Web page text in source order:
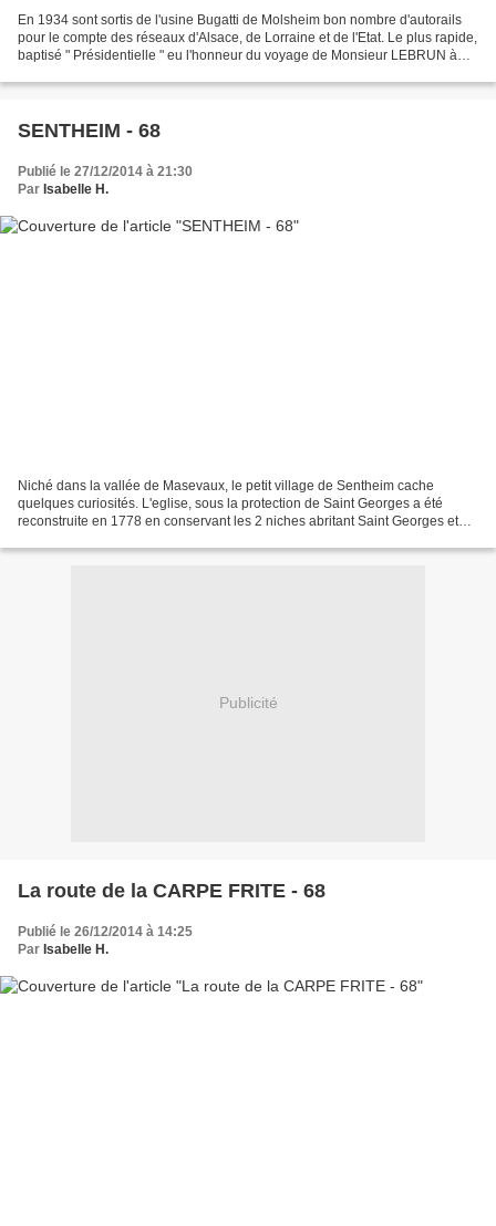
En 1934 sont sortis de l'usine Bugatti de Molsheim bon nombre d'autorails
pour le compte des réseaux d'Alsace, de Lorraine et de l'Etat. Le plus rapide,
baptisé " Présidentielle " eu l'honneur du voyage de Monsieur LEBRUN à
SENTHEIM - 68
Publié le 27/12/2014 à 21:30
Par Isabelle H.
Niché dans la vallée de Masevaux, le petit village de Sentheim cache
quelques curiosités. L'eglise, sous la protection de Saint Georges a été
reconstruite en 1778 en conservant les 2 niches abritant Saint Georges et
Publicité
La route de la CARPE FRITE - 68
Publié le 26/12/2014 à 14:25
Par Isabelle H.